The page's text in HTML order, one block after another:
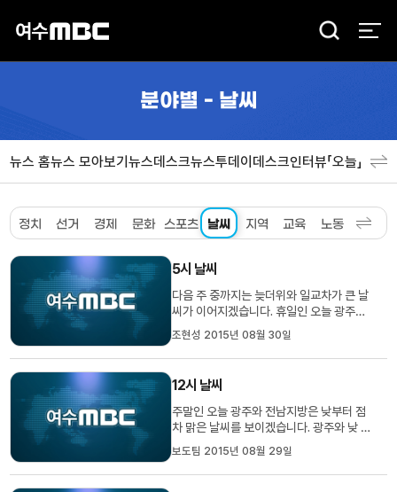
검
분야별 - 날씨
뉴스 홈뉴스 모아보기뉴스데스크뉴스투데이데스크인터뷰「오늘」 분야
정치 선거 경제 문화 스포츠 날씨 지역 교육 노동 환경
5시 날씨
다음 주 중까지는 늦더위와 일교차가 큰 날
씨가 이어지겠습니다. 휴일인 오늘 광주의
낮 기온이 29도까지 올라간 것을 비롯해
대부분의 지역에서 30도 안팎의 낮 최고기
온을 보였습니다. 이같은 날씨는 평년보다
온은 10도 이상 차이가 나고 있습니다. 기
상청은 다음 주말에나 비...
조현성 2015년 08월 30일
12시 날씨
주말인 오늘 광주와 전남지방은 낮부터 점
차 맑은 날씨를 보이겠습니다. 광주와 낮 최
고기온은 30도까지 오르며 늦더위가 이어
지겠습니다. 휴일인 내일도 오늘과 비슷한
날씨를 보이겠고, 대기가 불안정해 곡성,구
보도팀 2015년 08월 29일